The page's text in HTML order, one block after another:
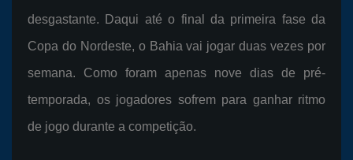
desgastante. Daqui até o final da primeira fase da
Copa do Nordeste, o Bahia vai jogar duas vezes por
semana. Como foram apenas nove dias de pré-
temporada, os jogadores sofrem para ganhar ritmo
de jogo durante a competição.